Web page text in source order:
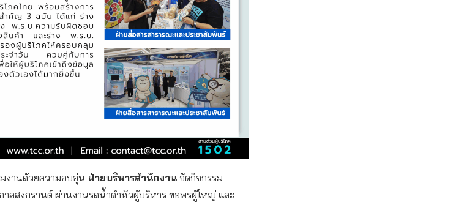
งานด้วยความอบอุ่น ฝ่ายบริหารสำนักงาน จัดกิจกรรม
าลสงกรานต์ ผ่านงานรดน้ำดำหัวผู้บริหาร ขอพรผู้ใหญ่ และ